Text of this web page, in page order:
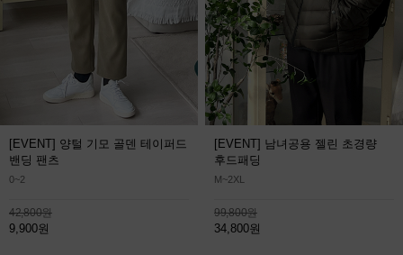
[EVENT] 양털 기모 골덴 테이퍼드
밴딩 팬츠
0~2
42,800원
9,900원
[EVENT] 남녀공용 젤린 초경량
후드패딩
M~2XL
99,800원
34,800원